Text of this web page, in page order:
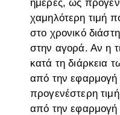
ημέρες, ως
χαμηλότερη τιμή
στο χρονικό
στην αγορά. Αν η
κατά τη διάρκεια
από την εφαρμογή
προγενέστερη
από την εφαρμογή